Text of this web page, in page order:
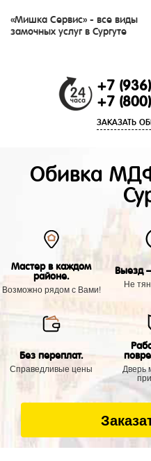
«Мишка Сервис» - все виды
замочных услуг в Сургуте
+7
+7
ЗАКАЗАТЬ
Обивка
Мастер в каждом
районе.
Возможно рядом с Вами!
Выезд
Не
Без переплат.
Справедливые цены Дверь